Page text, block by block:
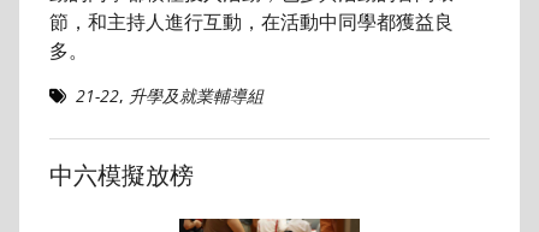
節，和主持人進行互動，在活動中同學都獲益良
多。
21-22, 升學及就業輔導組
中六模擬放榜